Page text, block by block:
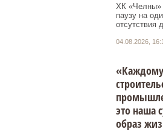
ХК «Челны»
паузу на
отсутствия
04.08.2026,
это наша
образ